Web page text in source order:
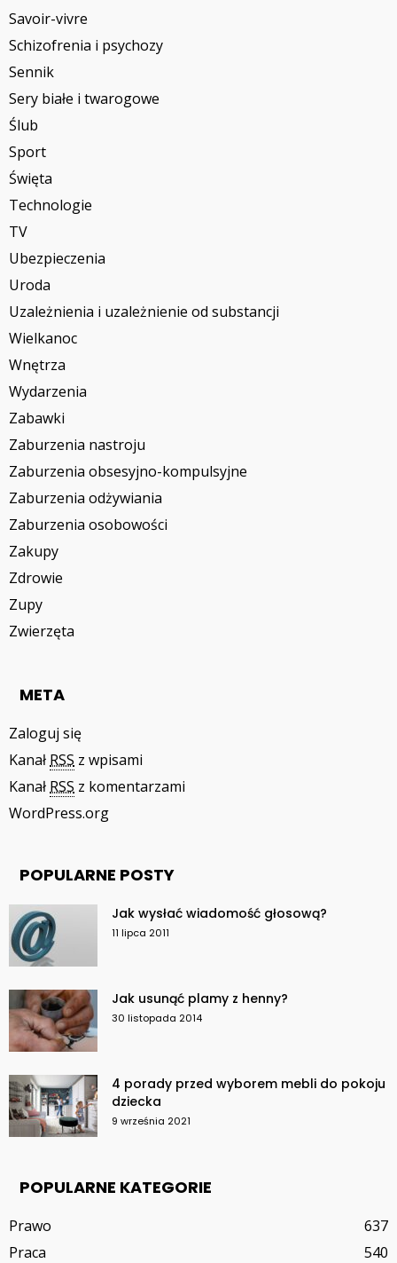
Savoir-vivre
Schizofrenia i psychozy
Sennik
Sery białe i twarogowe
Ślub
Sport
Święta
Technologie
TV
Ubezpieczenia
Uroda
Uzależnienia i uzależnienie od substancji
Wielkanoc
Wnętrza
Wydarzenia
Zabawki
Zaburzenia nastroju
Zaburzenia obsesyjno-kompulsyjne
Zaburzenia odżywiania
Zaburzenia osobowości
Zakupy
Zdrowie
Zupy
Zwierzęta
META
Zaloguj się
Kanał RSS z wpisami
Kanał RSS z komentarzami
WordPress.org
POPULARNE POSTY
Jak wysłać wiadomość głosową?
11 lipca 2011
Jak usunąć plamy z henny?
30 listopada 2014
4 porady przed wyborem mebli do pokoju
dziecka
9 września 2021
POPULARNE KATEGORIE
Prawo
637
Praca
540